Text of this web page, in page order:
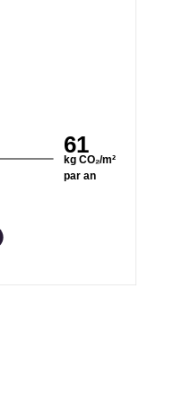
61
kg CO₂/m²
par an